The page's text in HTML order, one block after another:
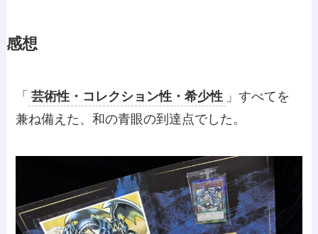
感想
「 芸術性・コレクション性・希少性 」すべてを
兼ね備えた、和の青眼の到達点でした。